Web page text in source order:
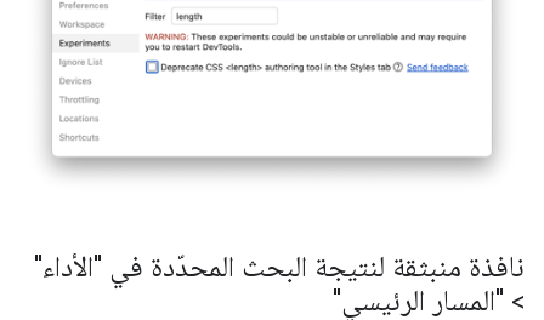
نافذة منبثقة لنتيجة البحث المحدّدة في "الأداء"
> "المسار الرئيسي"